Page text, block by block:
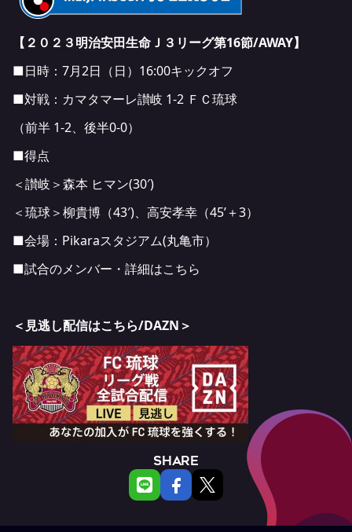
【２０２３明治安田生命Ｊ３リーグ第16節/AWAY】
■日時：7月2日（日）16:00キックオフ
■対戦：カマタマーレ讃岐 1-2 ＦＣ琉球
（前半 1-2、後半0-0）
■得点
＜讃岐＞森本 ヒマン(30′)
＜琉球＞柳貴博（43′)、高安孝幸（45’＋3）
■会場：Pikaraスタジアム(丸亀市）
■試合のメンバー・詳細はこちら
＜見逃し配信はこちら/DAZN＞
SHARE